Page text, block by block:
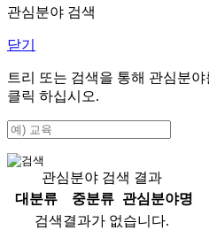
관심분야 검색
닫기
트리 또는 검색을 통해 관심분
클릭 하십시오.
관심분야 검색 결과
대분류
중분류
관심분야명
검색결과가 없습니다.